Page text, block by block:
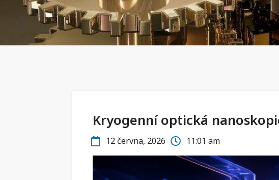
Kryogenní optická
12 června, 2026 11:01 am